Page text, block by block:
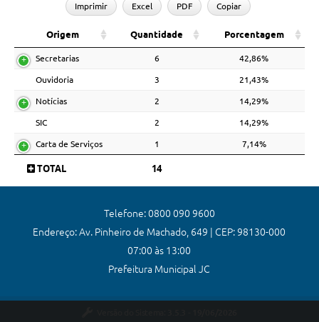
Imprimir Excel PDF Copiar
Origem Quantidade Porcentagem
Secretarias 6 42,86%
Ouvidoria 3 21,43%
Notícias 2 14,29%
SIC 2 14,29%
Carta de Serviços 1 7,14%
TOTAL 14
Telefone: 0800 090 9600
Endereço: Av. Pinheiro de Machado, 649 | CEP: 98130-000
07:00 às 13:00
Prefeitura Municipal JC